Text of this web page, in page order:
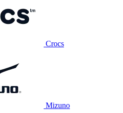
Crocs
Mizuno